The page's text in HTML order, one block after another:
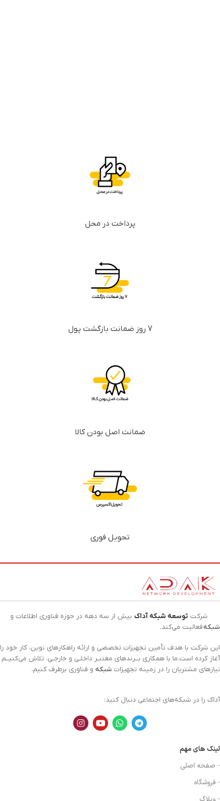
پرداخت در محل
7 روز ضمانت بازگشت پول
ضمانت اصل بودن کالا
تحویل فوری
شرکت توسعه شبکه آداک بیش از سه دهه در حوزه فناوری اطلاعات و
شبکهفعالیت می‌کند.
این شرکت با هدف تأمین تجهیزات تخصصی و ارائه راهکارهای نوین، کار خود را
آغاز کرده است.ما با همکاری بــرندهای معتبـر داخلـی و خارجـی، تلاش می‌کنیــم
نیازهای مشتریان را در زمینه تجهیزات شبکه و فناوری برطرف کنیم.
آداک را در شبکه‌های اجتماعی دنبال کنید:
لینک های مهم
- صفحه اصلی
- فروشگاه